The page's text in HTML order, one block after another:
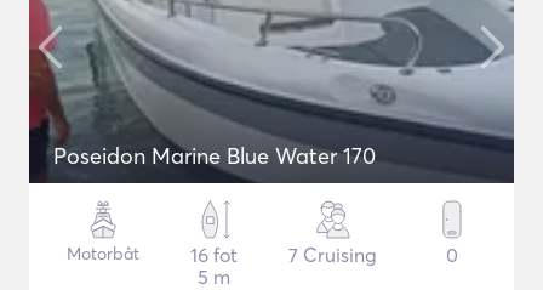
Poseidon Marine Blue Water 170
Motorbåt
16 fot
5 m
7 Cruising 0